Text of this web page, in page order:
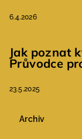
6.4.2026
Jak poznat
Průvodce
23.5.2025
Archiv